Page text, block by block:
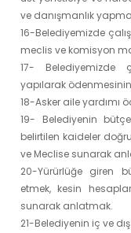
ve danışmanlık
16-Belediyemizde
meclis ve komisyon
17- Belediyemizde
yapılarak
18-Asker aile yardımı
19- Belediyenin
belirtilen kaideler
ve Meclise sunarak
20-Yürürlüğe giren
etmek, kesin
sunarak anlatmak.
21-Belediyenin iç ve